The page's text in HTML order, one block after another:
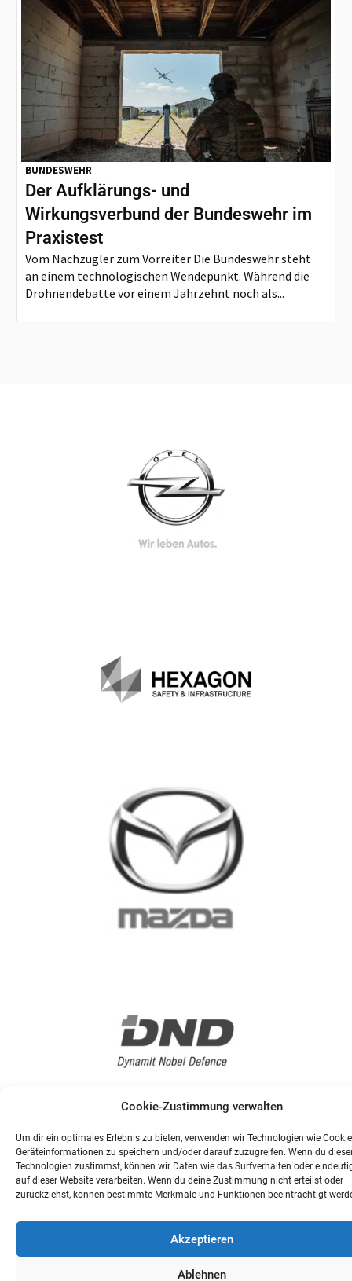
Cookie-Zustimmung verwalten
Um dir ein optimales Erlebnis zu bieten, verwenden wir Technologien wie
Geräteinformationen zu speichern und/oder darauf zuzugreifen. Wenn du
Technologien zustimmst, können wir Daten wie das Surfverhalten oder
auf dieser Website verarbeiten. Wenn du deine Zustimmung nicht erteilst oder
zurückziehst, können bestimmte Merkmale und Funktionen beeinträchtigt
Akzeptieren
Ablehnen
BUNDESWEHR
Der Aufklärungs- und
Wirkungsverbund der Bundeswehr im
Praxistest
Vom Nachzügler zum Vorreiter Die Bundeswehr steht
an einem technologischen Wendepunkt. Während die
Drohnendebatte vor einem Jahrzehnt noch als...